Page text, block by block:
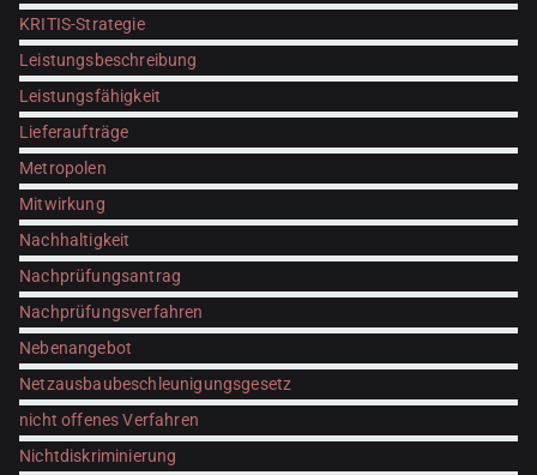
KRITIS-Strategie
Leistungsbeschreibung
Leistungsfähigkeit
Lieferaufträge
Metropolen
Mitwirkung
Nachhaltigkeit
Nachprüfungsantrag
Nachprüfungsverfahren
Nebenangebot
Netzausbaubeschleunigungsgesetz
nicht offenes Verfahren
Nichtdiskriminierung